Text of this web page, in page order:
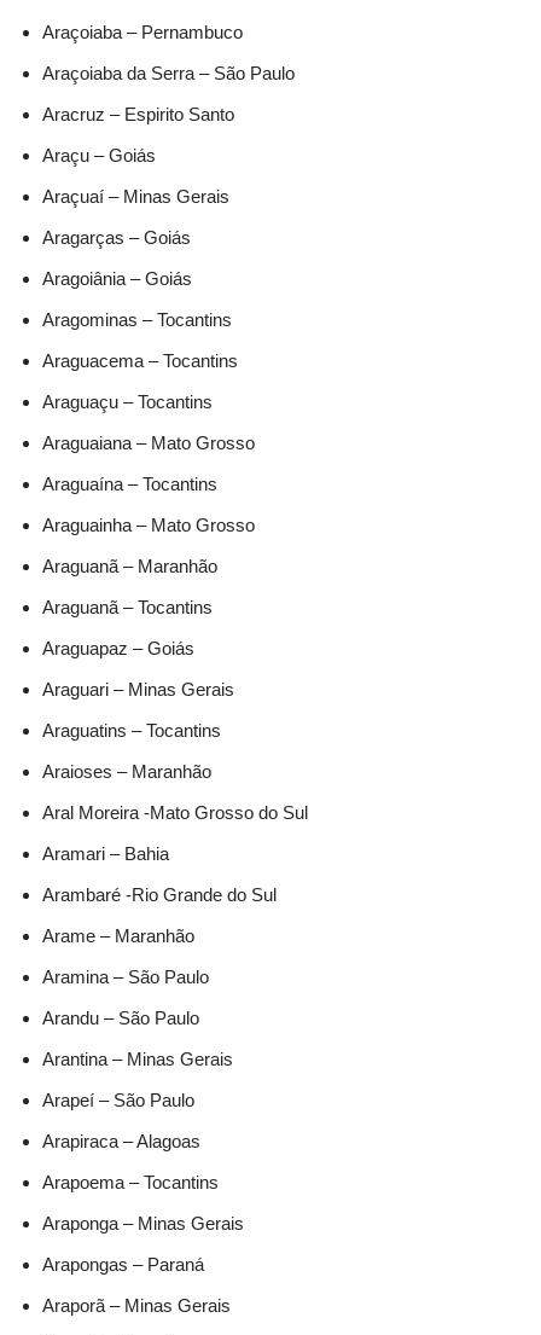
Araçoiaba – Pernambuco
Araçoiaba da Serra – São Paulo
Aracruz – Espirito Santo
Araçu – Goiás
Araçuaí – Minas Gerais
Aragarças – Goiás
Aragoiânia – Goiás
Aragominas – Tocantins
Araguacema – Tocantins
Araguaçu – Tocantins
Araguaiana – Mato Grosso
Araguaína – Tocantins
Araguainha – Mato Grosso
Araguanã – Maranhão
Araguanã – Tocantins
Araguapaz – Goiás
Araguari – Minas Gerais
Araguatins – Tocantins
Araioses – Maranhão
Aral Moreira -Mato Grosso do Sul
Aramari – Bahia
Arambaré -Rio Grande do Sul
Arame – Maranhão
Aramina – São Paulo
Arandu – São Paulo
Arantina – Minas Gerais
Arapeí – São Paulo
Arapiraca – Alagoas
Arapoema – Tocantins
Araponga – Minas Gerais
Arapongas – Paraná
Araporã – Minas Gerais